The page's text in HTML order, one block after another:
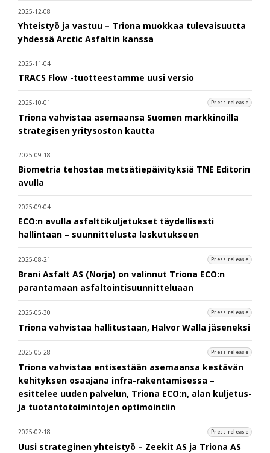
2025-12-08
Yhteistyö ja vastuu – Triona muokkaa tulevaisuutta
yhdessä Arctic Asfaltin kanssa
2025-11-04
TRACS Flow -tuotteestamme uusi versio
2025-10-01 Press release
Triona vahvistaa asemaansa Suomen markkinoilla
strategisen yritysoston kautta
2025-09-18
Biometria tehostaa metsätiepäivityksiä TNE Editorin
avulla
2025-09-04
ECO:n avulla asfalttikuljetukset täydellisesti
hallintaan – suunnittelusta laskutukseen
2025-08-21 Press release
Brani Asfalt AS (Norja) on valinnut Triona ECO:n
parantamaan asfaltointisuunnitteluaan
2025-05-30 Press release
Triona vahvistaa hallitustaan, Halvor Walla jäseneksi
2025-05-28 Press release
Triona vahvistaa entisestään asemaansa kestävän
kehityksen osaajana infra-rakentamisessa –
esittelee uuden palvelun, Triona ECO:n, alan kuljetus-
ja tuotantotoimintojen optimointiin
2025-02-18 Press release
Uusi strateginen yhteistyö – Zeekit AS ja Triona AS